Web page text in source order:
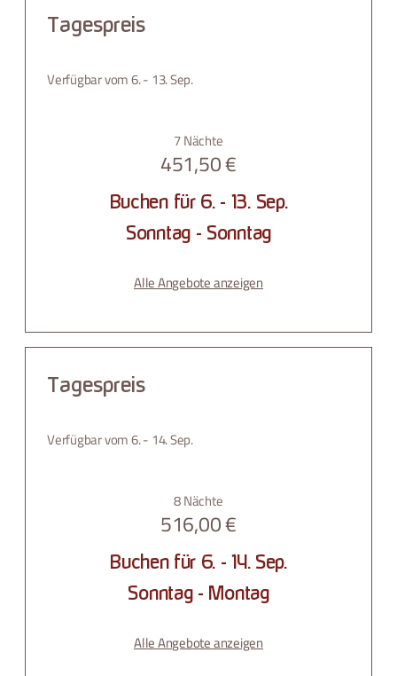
Tagespreis
Verfügbar vom 6. - 13. Sep.
7 Nächte
451,50 €
Buchen für 6. - 13. Sep.
Sonntag - Sonntag
Alle Angebote anzeigen
Tagespreis
Verfügbar vom 6. - 14. Sep.
8 Nächte
516,00 €
Buchen für 6. - 14. Sep.
Sonntag - Montag
Alle Angebote anzeigen